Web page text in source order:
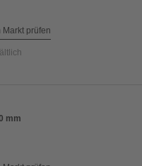
Markt prüfen
mm